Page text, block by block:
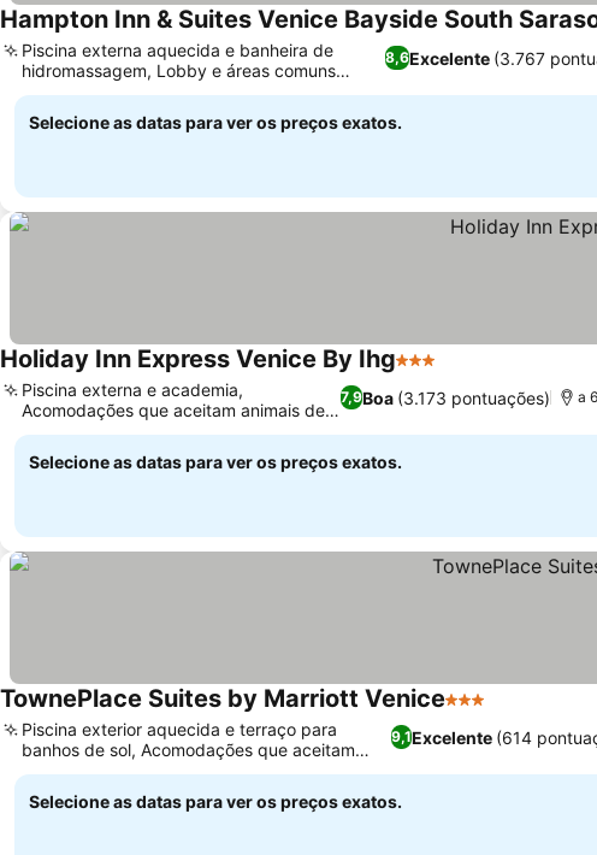
Hampton Inn & Suites Venice Bayside South
8,6Excelente (3.767
Piscina externa aquecida e banheira de
hidromassagem, Lobby e áreas comuns
recentemente renovados
Selecione as datas para ver os preços exatos.
Holiday Inn Express Venice By Ihg3 Estrelas
7,9Boa (3.173 pontuações)
Piscina externa e academia,
Acomodações que aceitam animais de
estimação
a
Selecione as datas para ver os preços exatos.
TownePlace Suites by Marriott Venice3 Estrelas
9,1Excelente (614
Piscina exterior aquecida e terraço para
banhos de sol, Acomodações que aceitam
animais de estimação
Selecione as datas para ver os preços exatos.